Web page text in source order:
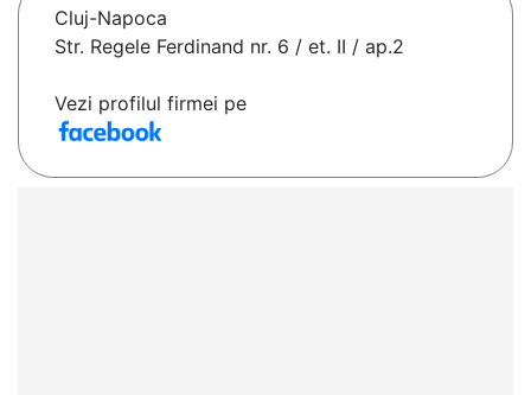
Cluj-Napoca
Str. Regele Ferdinand nr. 6 / et. II / ap.2
Vezi profilul firmei pe